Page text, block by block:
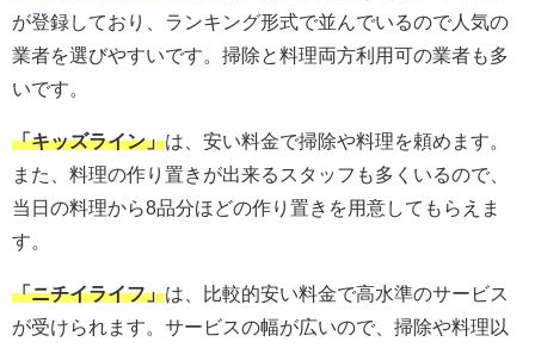
が登録しており、ランキング形式で並んでいるので人気の
業者を選びやすいです。掃除と料理両方利用可の業者も多
いです。
「キッズライン」は、安い料金で掃除や料理を頼めます。
また、料理の作り置きが出来るスタッフも多くいるので、
当日の料理から8品分ほどの作り置きを用意してもらえま
す。
「ニチイライフ」は、比較的安い料金で高水準のサービス
が受けられます。サービスの幅が広いので、掃除や料理以